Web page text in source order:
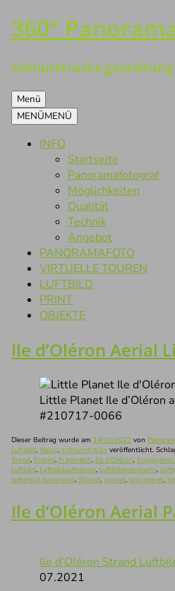
Zum
Inhalt
360°
schnurstracks
Menü
MENÜMENÜ
INFO
Startseite
Panoramafotograf
Möglichkeiten
Qualität
Technik
Angebot
PANORAMAFOTO
VIRTUELLE TOUREN
LUFTBILD
PRINT
OBJEKTE
Ile d’Oléron Aerial
Little Planet Ile d’Oléron
#210717-0066
Dieser Beitrag wurde am 14/01/2022 von
Luftbild, Natur, schnurstracks veröffentlicht.
drone, France, Frankreich, Ile d'Oléron,
Luftbild, Luftbildaufnahme, Luftbildpanorama,
spherical panorama, Strand, sunset, tiny planet,
Ile d’Oléron Aerial
Ile d’Oléron Strand
07.2021